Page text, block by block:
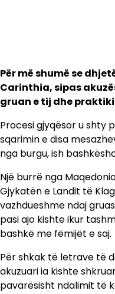
Për më shumë se
Carinthia, sipas
gruan e tij dhe
Procesi gjyqësor u shty
sqarimin e disa
nga burgu, ish
Një burrë nga
Gjykatën e Landit të
vazhdueshme ndaj
pasi ajo kishte ikur
bashkë me fëmijët e saj.
Për shkak të letrave të
akuzuari ia kishte
pavarësisht ndalimit të